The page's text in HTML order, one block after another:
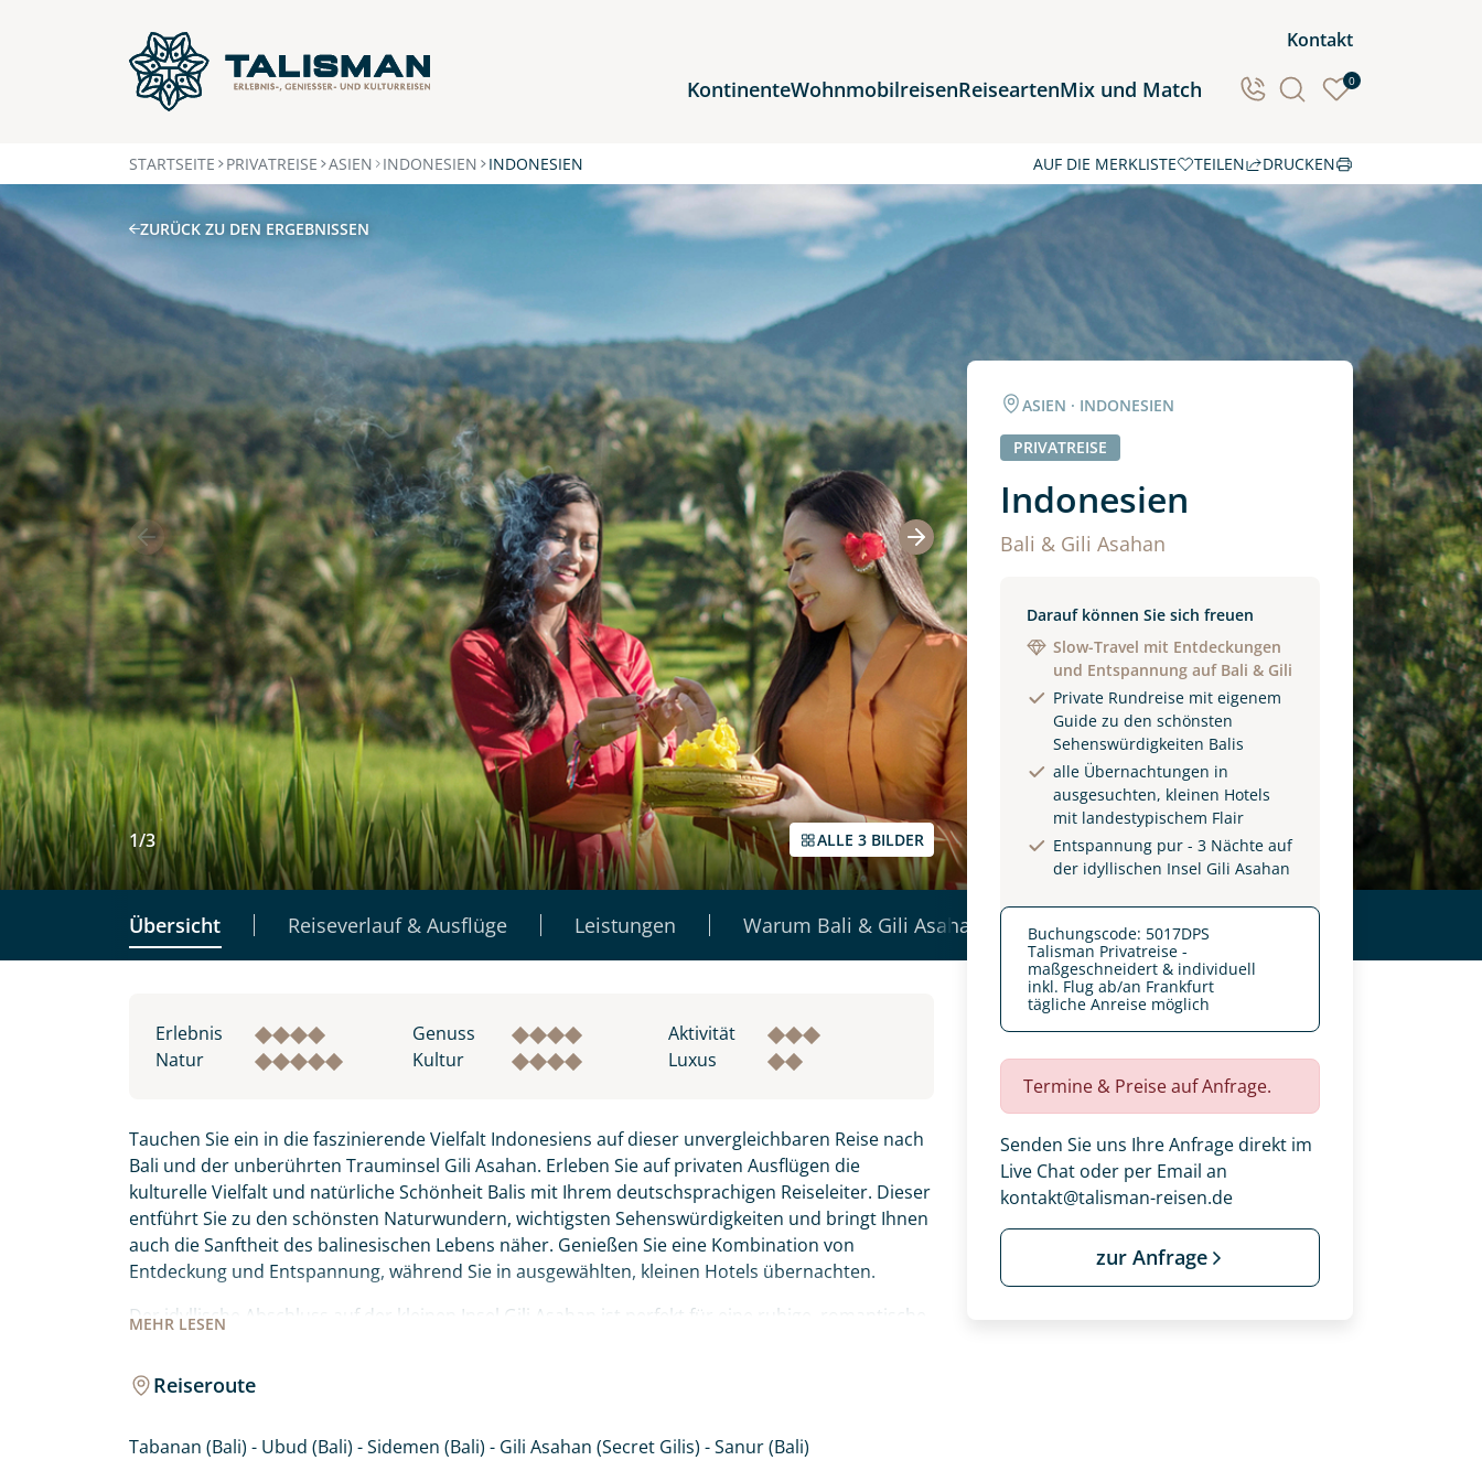
Kontakt
KontinenteWohnmobilreisenReiseartenMix und Match 0
Afrika
Asien
Europa
Nordamerika
Südamerika
STARTSEITE PRIVATREISE ASIEN INDONESIEN INDONESIEN AUF DIE MERKLISTE TEILEN DRUCKEN
ZURÜCK ZU DEN ERGEBNISSEN
1/3 ALLE 3 BILDER
Übersicht Reiseverlauf & Ausflüge Leistungen Warum Bali & Gili Asahan
ASIEN · INDONESIEN
PRIVATREISE
Indonesien
Bali & Gili Asahan
Darauf können Sie sich freuen
Slow-Travel mit Entdeckungen
und Entspannung auf Bali & Gili
Private Rundreise mit eigenem
Guide zu den schönsten
Sehenswürdigkeiten Balis
alle Übernachtungen in
ausgesuchten, kleinen Hotels
mit landestypischem Flair
Entspannung pur - 3 Nächte auf
der idyllischen Insel Gili Asahan
Buchungscode: 5017DPS
Talisman Privatreise -
maßgeschneidert & individuell
inkl. Flug ab/an Frankfurt
tägliche Anreise möglich
Termine & Preise auf Anfrage.
Senden Sie uns Ihre Anfrage direkt im
Live Chat oder per Email an
kontakt@talisman-reisen.de
zur Anfrage
Erlebnis Genuss
Aktivität
Natur
Kultur Luxus
MEHR LESEN
Tauchen Sie ein in die faszinierende Vielfalt Indonesiens auf dieser unvergleichbaren Reise nach
Bali und der unberührten Trauminsel Gili Asahan. Erleben Sie auf privaten Ausflügen die
kulturelle Vielfalt und natürliche Schönheit Balis mit Ihrem deutschsprachigen Reiseleiter. Dieser
entführt Sie zu den schönsten Naturwundern, wichtigsten Sehenswürdigkeiten und bringt Ihnen
auch die Sanftheit des balinesischen Lebens näher. Genießen Sie eine Kombination von
Entdeckung und Entspannung, während Sie in ausgewählten, kleinen Hotels übernachten.
Der idyllische Abschluss auf der kleinen Insel Gili Asahan ist perfekt für eine ruhige, romantische
Unterwasserwelt, einsame Traumstrände und im winzigen Inseldorf erleben Sie das echte Local
Reiseroute
Tabanan (Bali) - Ubud (Bali) - Sidemen (Bali) - Gili Asahan (Secret Gilis) - Sanur (Bali)